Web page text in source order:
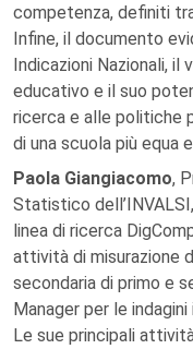
competenza, definiti
Infine, il documento
Indicazioni Nazionali, il
educativo e il suo
ricerca e alle politiche
di una scuola più equa
Paola Giangiacomo,
Statistico
linea di ricerca
attività di misurazione
secondaria di primo e
Manager per le indagini
Le sue principali